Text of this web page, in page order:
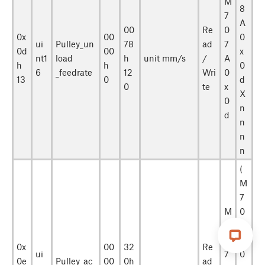
0x
0d
h
13
ui
nt1
6
Pulley_un
load
_feedrate
00
00
h
0
00
78
h
12
0
unit mm/s
Re
ad
/
Wri
te
7
0
7
A
0
x
0
d
8
A
0
x
0
d
X
n
n
n
n
0x
0e
ui
Pulley_ac
00
00
32
0h
Re
ad
M
0
7
(
M
7
0
A
0